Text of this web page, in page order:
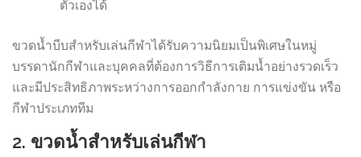
ตัวเองได้
ขวดน้ำบีบสำหรับเล่นกีฬาได้รับความนิยมเป็นพิเศษในหมู่
บรรดานักกีฬาและบุคคลที่ต้องการวิธีการเติมน้ำอย่างรวดเร็ว
และมีประสิทธิภาพระหว่างการออกกำลังกาย การแข่งขัน หรือ
กีฬาประเภททีม
2. ขวดน้ำสำหรับเล่นกีฬา